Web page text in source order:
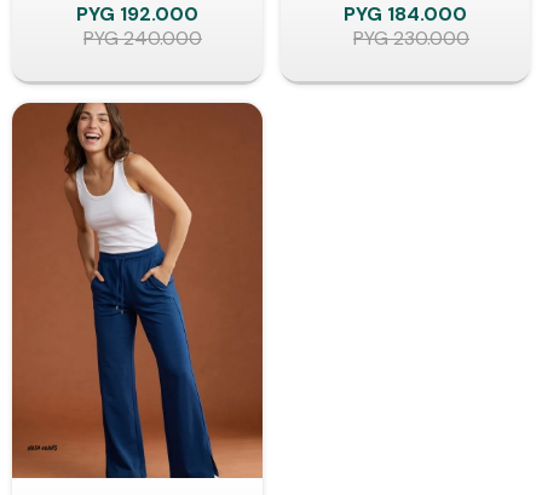
PYG 192.000
PYG240.000
PYG 184.000
PYG230.000